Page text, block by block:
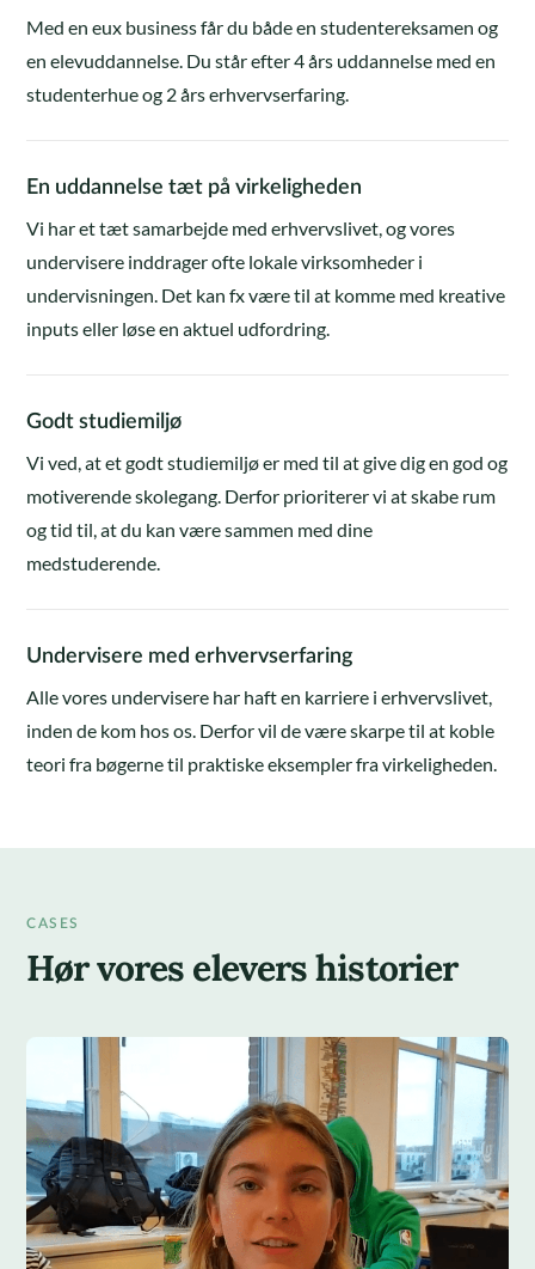
Med en eux business får du både en studentereksamen og
en elevuddannelse. Du står efter 4 års uddannelse med en
studenterhue og 2 års erhvervserfaring.
En uddannelse tæt på virkeligheden
Vi har et tæt samarbejde med erhvervslivet, og vores
undervisere inddrager ofte lokale virksomheder i
undervisningen. Det kan fx være til at komme med kreative
inputs eller løse en aktuel udfordring.
Godt studiemiljø
Vi ved, at et godt studiemiljø er med til at give dig en god og
motiverende skolegang. Derfor prioriterer vi at skabe rum
og tid til, at du kan være sammen med dine
medstuderende.
Undervisere med erhvervserfaring
Alle vores undervisere har haft en karriere i erhvervslivet,
inden de kom hos os. Derfor vil de være skarpe til at koble
teori fra bøgerne til praktiske eksempler fra virkeligheden.
CASES
Hør vores elevers historier